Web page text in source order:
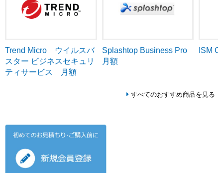
Trend Micro ウイルスバ
スター ビジネスセキュリ
ティサービス 月額
Splashtop Business Pro
月額
ISM
すべてのおすすめ商品を見る